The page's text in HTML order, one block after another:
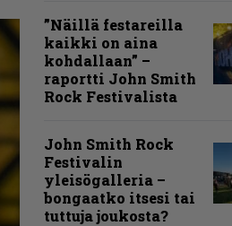
”Näillä festareilla
kaikki on aina
kohdallaan” –
raportti John Smith
Rock Festivalista
John Smith Rock
Festivalin
yleisögalleria –
bongaatko itsesi tai
tuttuja joukosta?